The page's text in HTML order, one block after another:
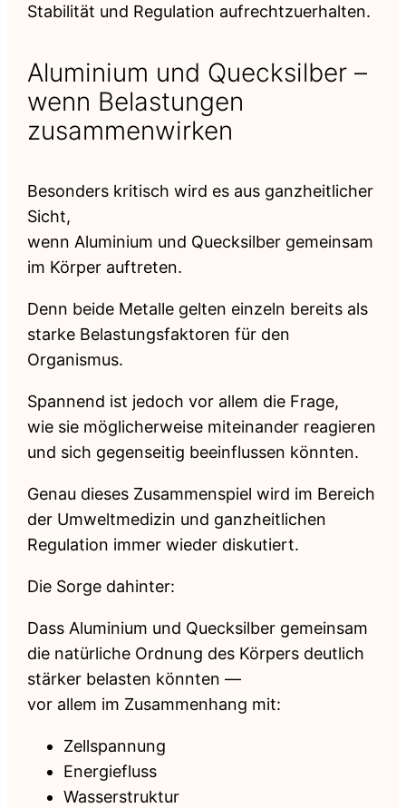
Stabilität und Regulation aufrechtzuerhalten.
Aluminium und Quecksilber –
wenn Belastungen
zusammenwirken
Besonders kritisch wird es aus ganzheitlicher
Sicht,
wenn Aluminium und Quecksilber gemeinsam
im Körper auftreten.
Denn beide Metalle gelten einzeln bereits als
starke Belastungsfaktoren für den
Organismus.
Spannend ist jedoch vor allem die Frage,
wie sie möglicherweise miteinander reagieren
und sich gegenseitig beeinflussen könnten.
Genau dieses Zusammenspiel wird im Bereich
der Umweltmedizin und ganzheitlichen
Regulation immer wieder diskutiert.
Die Sorge dahinter:
Dass Aluminium und Quecksilber gemeinsam
die natürliche Ordnung des Körpers deutlich
stärker belasten könnten —
vor allem im Zusammenhang mit:
Zellspannung
Energiefluss
Wasserstruktur